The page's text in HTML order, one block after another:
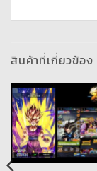
สินค้าที่เกี่ยวข้อง